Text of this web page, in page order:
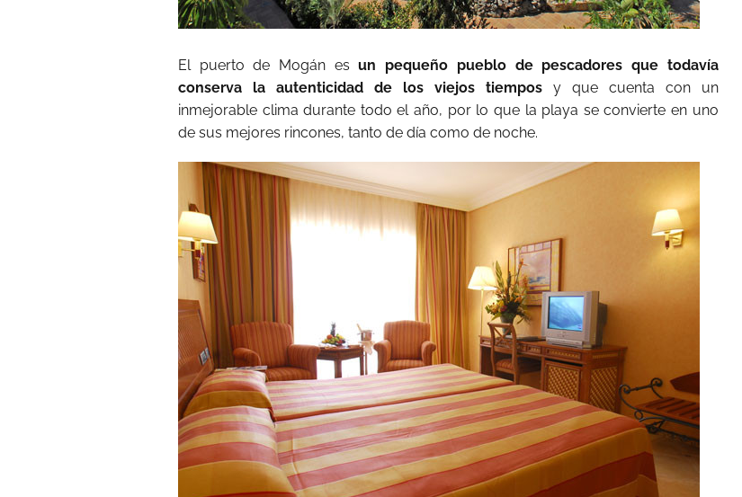
El puerto de Mogán esun pequeño pueblo de pescadores que todavía
conserva la autenticidad de los viejos tiemposy que cuenta con un
inmejorable clima durante todo el año, por lo que la playa se convierte en uno
de sus mejores rincones, tanto de día como de noche.